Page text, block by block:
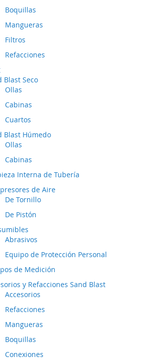
Boquillas
Mangueras
Filtros
Refacciones
Blast Seco
Ollas
Cabinas
Cuartos
Blast Húmedo
Ollas
Cabinas
Interna de Tubería
de Aire
De Tornillo
De Pistón
Abrasivos
Equipo de Protección Personal
de Medición
y Refacciones Sand Blast
Accesorios
Refacciones
Mangueras
Boquillas
Conexiones